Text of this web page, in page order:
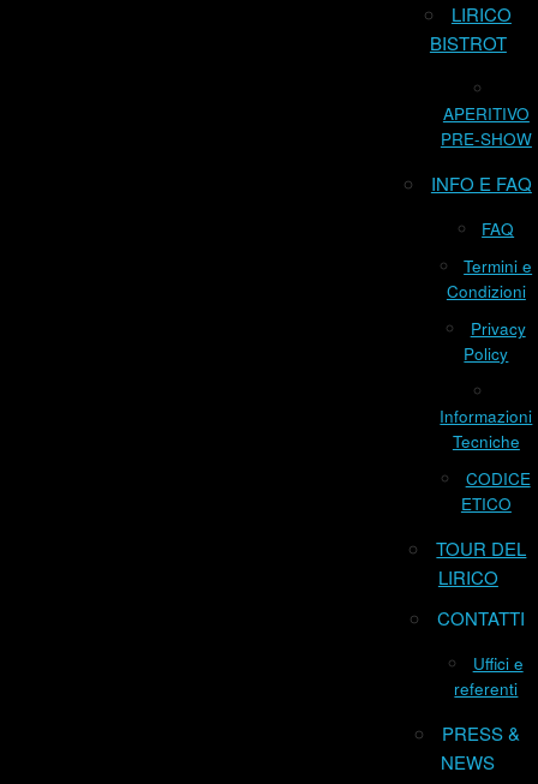
LIRICO
BISTROT
APERITIVO
PRE-SHOW
INFO E FAQ
FAQ
Termini e
Condizioni
Privacy
Policy
Informazioni
Tecniche
CODICE
ETICO
TOUR DEL
LIRICO
CONTATTI
Uffici e
referenti
PRESS &
NEWS